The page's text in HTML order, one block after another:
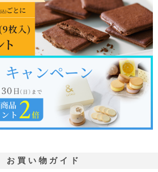
お買い物ガイド